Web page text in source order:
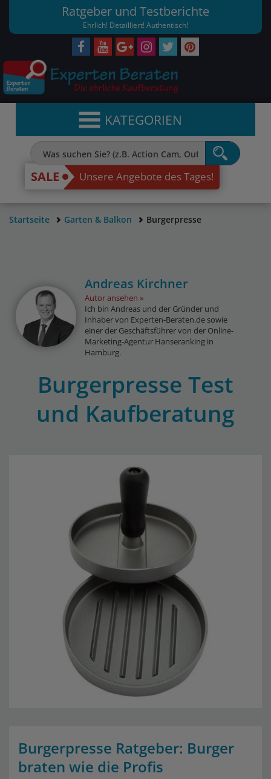
Ratgeber und Testberichte
Ehrlich! Detailliert! Authentisch!
KATEGORIEN
SALE Unsere Angebote des Tages!
Startseite Garten & Balkon Burgerpresse
Andreas Kirchner
Autor ansehen
Ich bin Andreas und der Gründer und
Inhaber von Experten-Beraten.de sowie
einer der Geschäftsführer von der Online-
Marketing-Agentur Hanseranking in
Hamburg.
Burgerpresse Test
und Kaufberatung
Burgerpresse Ratgeber: Burger
braten wie die Profis